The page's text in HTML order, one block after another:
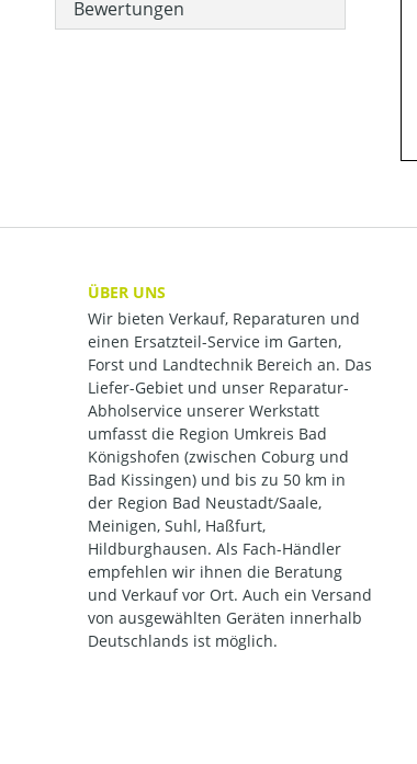
Bewertungen
ÜBER UNS
Wir bieten Verkauf, Reparaturen und
einen Ersatzteil-Service im Garten,
Forst und Landtechnik Bereich an. Das
Liefer-Gebiet und unser Reparatur-
Abholservice unserer Werkstatt
umfasst die Region Umkreis Bad
Königshofen (zwischen Coburg und
Bad Kissingen) und bis zu 50 km in
der Region Bad Neustadt/Saale,
Meinigen, Suhl, Haßfurt,
Hildburghausen. Als Fach-Händler
empfehlen wir ihnen die Beratung
und Verkauf vor Ort. Auch ein Versand
von ausgewählten Geräten innerhalb
Deutschlands ist möglich.